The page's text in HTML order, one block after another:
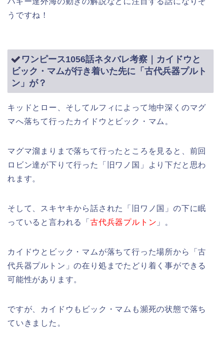
うですね！
ワンピース1056話ネタバレ考察｜カイドウと
ビック・マムが行き着いた先に「古代兵器プルト
ン」が？
キッドとロー、そしてルフィによって地中深くのマグ
マへ落ちて行ったカイドウとビック・マム。
マグマ溜まりまで落ちて行ったところを見ると、前回
ロビン達が下りて行った「旧ワノ国」より下だと思わ
れます。
そして、スキヤキから話された「旧ワノ国」の下に眠
っていると言われる「 古代兵器プルトン 」。
カイドウとビック・マムが落ちて行った場所から「古
代兵器プルトン」の在り処までたどり着く事ができる
可能性があります。
ですが、カイドウもビック・マムも瀕死の状態で落ち
ていきました。